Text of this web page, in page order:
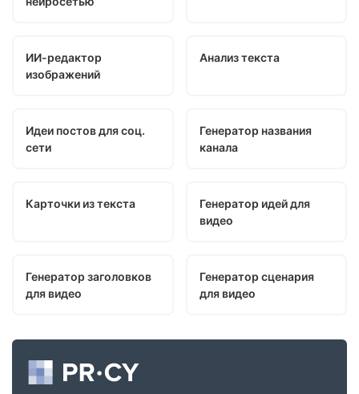
ИИ-редактор
изображений
Анализ текста
Идеи постов для соц.
сети
Генератор названия
канала
Карточки из текста
Генератор идей для
видео
Генератор заголовков
для видео
Генератор сценария
для видео